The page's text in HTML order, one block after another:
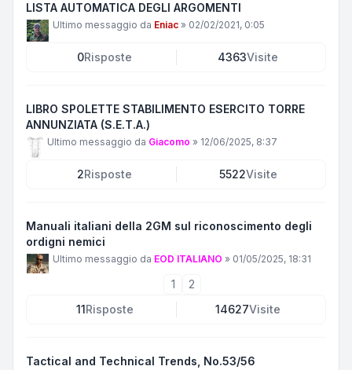
LISTA AUTOMATICA DEGLI ARGOMENTI
Ultimo messaggio da Eniac » 02/02/2021, 0:05
0Risposte 4363Visite
LIBRO SPOLETTE STABILIMENTO ESERCITO TORRE
ANNUNZIATA (S.E.T.A.)
Ultimo messaggio da Giacomo » 12/06/2025, 8:37
2Risposte 5522Visite
Manuali italiani della 2GM sul riconoscimento degli
ordigni nemici
Ultimo messaggio da EOD ITALIANO » 01/05/2025, 18:31
1
2
11Risposte 14627Visite
Tactical and Technical Trends, No.53/56